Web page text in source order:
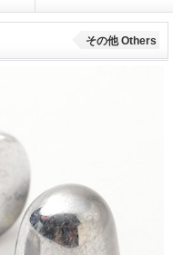
その他 Others